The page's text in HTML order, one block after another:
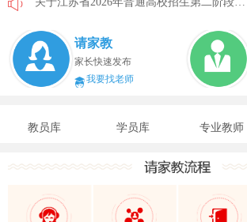
省教育厅最新发文！事关2026年普通高校综合评价招生改革
我市2026年春季学期学生资助申请开始
致全省中小学生家长的一封信
2025年12月江苏教育考试月历
请家教
家长快速发布
我要找老师
教员库 学员库 专业教师